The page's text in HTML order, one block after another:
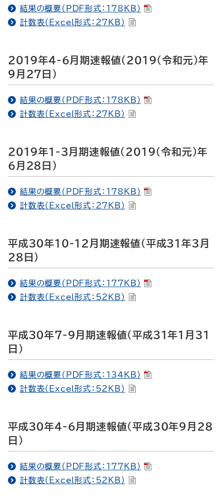
結果の概要（PDF形式：178KB）
計数表（Excel形式：27KB）
2019年4-6月期速報値（2019（令和元）年
9月27日）
結果の概要（PDF形式：178KB）
計数表（Excel形式：27KB）
2019年1-3月期速報値（2019（令和元）年
6月28日）
結果の概要（PDF形式：178KB）
計数表（Excel形式：27KB）
平成30年10-12月期速報値（平成31年3月
28日）
結果の概要（PDF形式：177KB）
計数表（Excel形式：52KB）
平成30年7-9月期速報値（平成31年1月31
日）
結果の概要（PDF形式：134KB）
計数表（Excel形式：52KB）
平成30年4-6月期速報値（平成30年9月28
日）
結果の概要（PDF形式：177KB）
計数表（Excel形式：52KB）